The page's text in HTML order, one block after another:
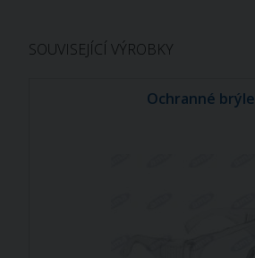
SOUVISEJÍCÍ VÝROBKY
Ochranné brýle